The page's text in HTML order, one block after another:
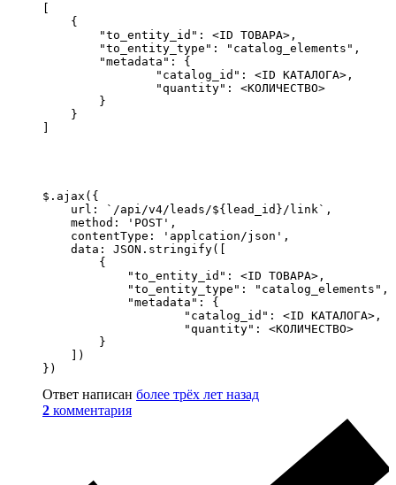
[
    {
        "to_entity_id": <ID ТОВАРА>,
        "to_entity_type": "catalog_elements",
        "metadata": {
                "catalog_id": <ID КАТАЛОГА>,
                "quantity": <КОЛИЧЕСТВО>
        }
    }
]
$.ajax({
    url: `/api/v4/leads/${lead_id}/link`,
    method: 'POST',
    contentType: 'applcation/json',
    data: JSON.stringify([
        {
            "to_entity_id": <ID ТОВАРА>,
            "to_entity_type": "catalog_elements",
            "metadata": {
                    "catalog_id": <ID КАТАЛОГА>,
                    "quantity": <КОЛИЧЕСТВО>
        }
    ])
})
Ответ написан более трёх лет назад
2 комментария